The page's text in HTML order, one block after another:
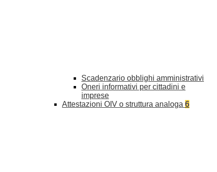
Scadenzario obblighi amministrativi
Oneri informativi per cittadini e
imprese
Attestazioni OIV o struttura analoga 6